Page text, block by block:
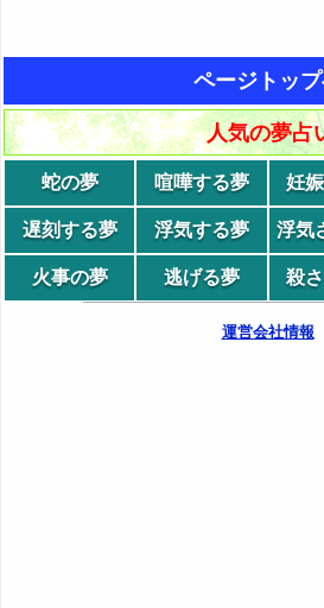
ページトッ
人気の夢占
蛇の夢 喧嘩する夢 妊
遅刻する夢 浮気する夢 浮気
火事の夢 逃げる夢 殺
運営会社情報